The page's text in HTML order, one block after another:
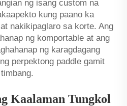
ng isang custom na
kung paano ka
nakikipaglaro sa korte. Ang
ng komportable at ang
ng karagdagang
perpektong paddle gamit
Kaalaman Tungkol